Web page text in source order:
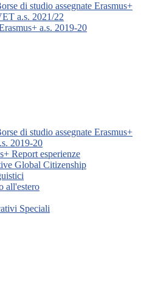
di studio assegnate Erasmus+
a.s. 2021/22
a.s. 2019-20
di studio assegnate Erasmus+
2019-20
Report esperienze
Global Citizenship
all'estero
Speciali